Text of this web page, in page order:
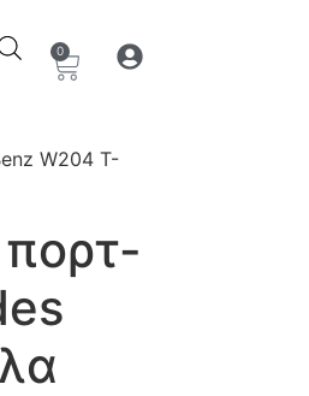
0
W204 Τ-